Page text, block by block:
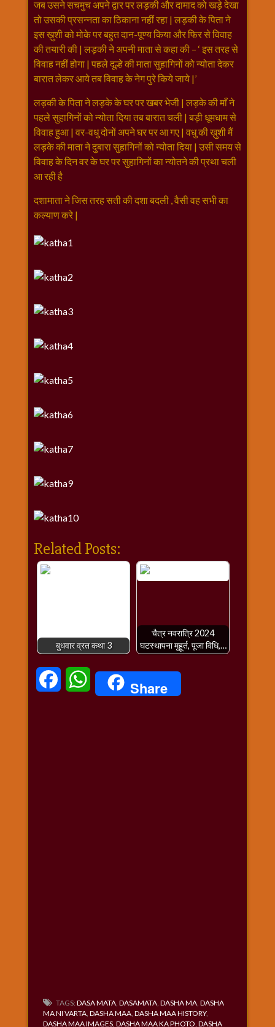
जब उसने सचमुच अपने द्वार पर लड़की और दामाद को खड़े देखा
तो उसकी प्रसन्नता का ठिकाना नहीं रहा | लड़की के पिता ने
इस ख़ुशी को मोके पर बहुत दान-पूण्य किया और फिर से विवाह
की तयारी की | लड़की ने अपनी माता से कहा की – ‘ इस तरह से
विवाह नहीं होगा | पहले दूल्हे की माता सुहागिनों को न्योता देकर
बारात लेकर आये तब विवाह के नेग पुरे किये जाये |’
लड़की के पिता ने लड़के के घर पर खबर भेजी | लड़के की माँ ने
पहले सुहागिनों को न्योता दिया तब बारात चली | बड़ी धूमधाम से
विवाह हुआ | वर-वधु दोनों अपने घर पर आ गए | वधु की ख़ुशी मैं
लड़के की माता ने दुबारा सुहागिनों को न्योता दिया | उसी समय से
विवाह के दिन वर के घर पर सुहागिनों का न्योतने की प्रथा चली
आ रही है
दशामाता ने जिस तरह सती की दशा बदली , वैसी वह सभी का
कल्याण करे |
Related Posts:
बुधवार व्रत कथा 3
चैत्र नवरात्रि 2024
घटस्थापना मुहूर्त, पूजा विधि,…
FacebookWhatsAppShare
TAGS: DASA MATA, DASAMATA, DASHA MA, DASHA
MA NI VARTA, DASHA MAA, DASHA MAA HISTORY,
DASHA MAA IMAGES, DASHA MAA KA PHOTO, DASHA